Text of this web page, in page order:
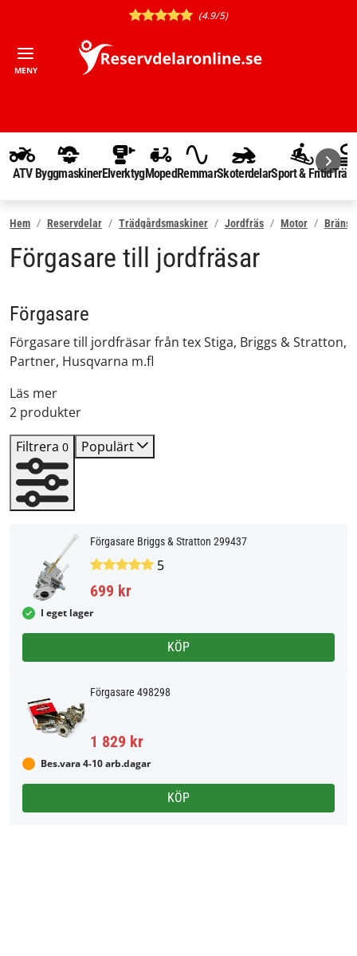
(4.9/5)
MENY
ATV ByggmaskinerElverktygMopedRemmarSkoterdelarSport & Fritid
Hem Reservdelar Trädgårdsmaskiner Jordfräs Motor
Förgasare till jordfräsar
Förgasare
Förgasare till jordfräsar från tex Stiga, Briggs & Stratton,
Partner, Husqvarna m.fl
Läs mer
2 produkter
Filtrera 0 Populärt
Förgasare Briggs & Stratton 299437
5
699 kr
I eget lager
KÖP
Förgasare 498298
1 829 kr
Bes.vara 4-10 arb.dagar
KÖP